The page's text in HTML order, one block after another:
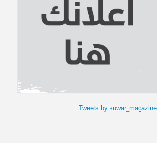
Tweets by suwar_magazine